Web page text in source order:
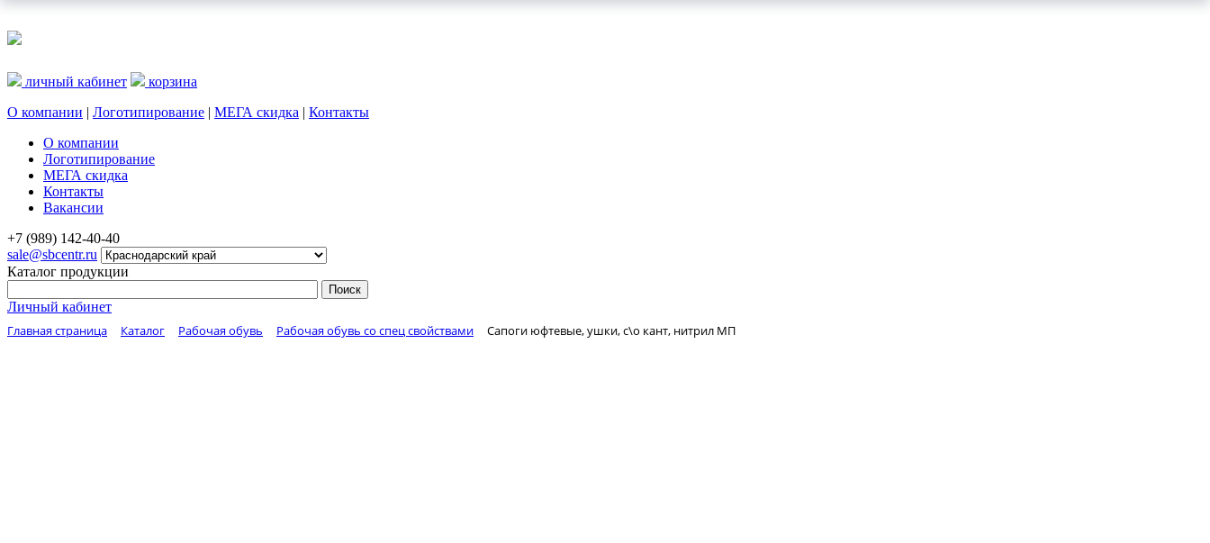
личный кабинет
корзина
О компании | Логотипирование | МЕГА скидка | Контакты
О компании
Логотипирование
МЕГА скидка
Контакты
Вакансии
+7 (989) 142-40-40
sale@sbcentr.ru
Каталог продукции
Личный кабинет
Главная страница Каталог Рабочая обувь Рабочая обувь со спец свойствами Сапоги юфтевые, ушки, с\о кант, нитрил МП